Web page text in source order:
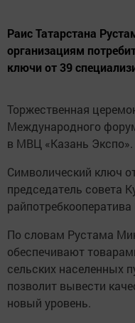
Раис Татарстана
организациям
ключи от 39
Торжественная
Международного
в МВЦ «Казань Экспо».
Символический ключ
председатель совета
По словам Рустама
обеспечивают
сельских населенных
позволит вывести
новый уровень.